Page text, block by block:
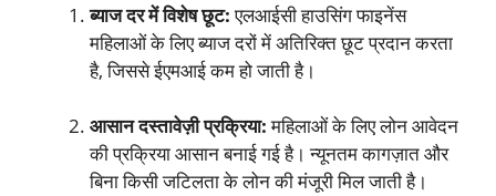
ब्याज दर में विशेष छूट:एलआईसी हाउसिंग फाइनेंस
महिलाओं के लिए ब्याज दरों में अतिरिक्त छूट प्रदान करता
है, जिससे ईएमआई कम हो जाती है।
आसान दस्तावेज़ी प्रक्रिया:महिलाओं के लिए लोन आवेदन
की प्रक्रिया आसान बनाई गई है। न्यूनतम कागज़ात और
बिना किसी जटिलता के लोन की मंजूरी मिल जाती है।